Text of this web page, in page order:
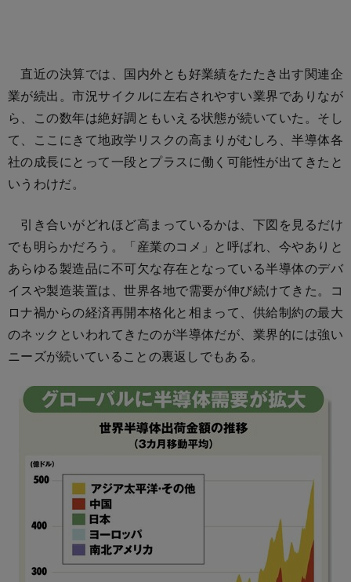
直近の決算では、国内外とも好業績をたたき出す関連企
業が続出。市況サイクルに左右されやすい業界でありなが
ら、この数年は絶好調ともいえる状態が続いていた。そし
て、ここにきて地政学リスクの高まりがむしろ、半導体各
社の成長にとって一段とプラスに働く可能性が出てきたと
いうわけだ。
引き合いがどれほど高まっているかは、下図を見るだけ
でも明らかだろう。「産業のコメ」と呼ばれ、今やありと
あらゆる製造品に不可欠な存在となっている半導体のデバ
イスや製造装置は、世界各地で需要が伸び続けてきた。コ
ロナ禍からの経済再開本格化と相まって、供給制約の最大
のネックといわれてきたのが半導体だが、業界的には強い
ニーズが続いていることの裏返しでもある。